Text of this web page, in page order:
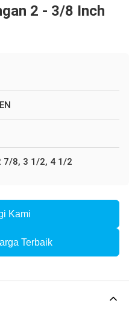
2 - 3/8 Inch
7/8, 3 1/2, 4 1/2
Kami
Terbaik